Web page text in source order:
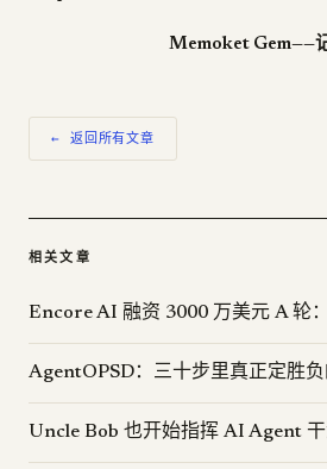
Memoket Gem——
← 返回所有文章
相关文章
Encore AI 融资 3000 万美元 A 轮
AgentOPSD：三十步里真正定胜
Uncle Bob 也开始指挥 AI Agent 干